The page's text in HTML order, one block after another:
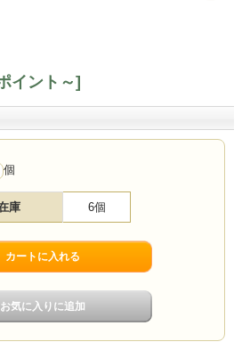
イント～]
個
庫 6個